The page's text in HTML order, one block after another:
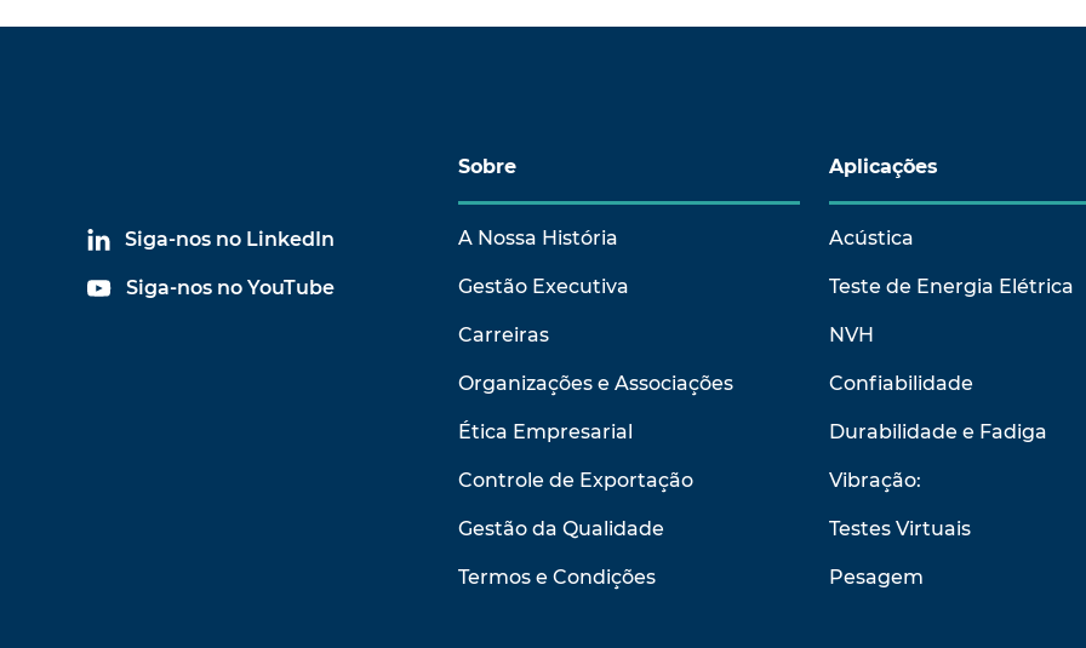
Siga-nos no LinkedIn
Siga-nos no YouTube
Sobre
A Nossa História
Gestão Executiva
Carreiras
Organizações e Associações
Ética Empresarial
Controle de Exportação
Gestão da Qualidade
Termos e Condições
Aplicações
Acústica
Teste de Energia Elétrica
NVH
Confiabilidade
Durabilidade e Fadiga
Vibração:
Testes Virtuais
Pesagem